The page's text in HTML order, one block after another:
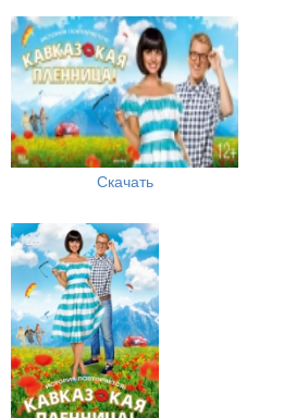
Скачать